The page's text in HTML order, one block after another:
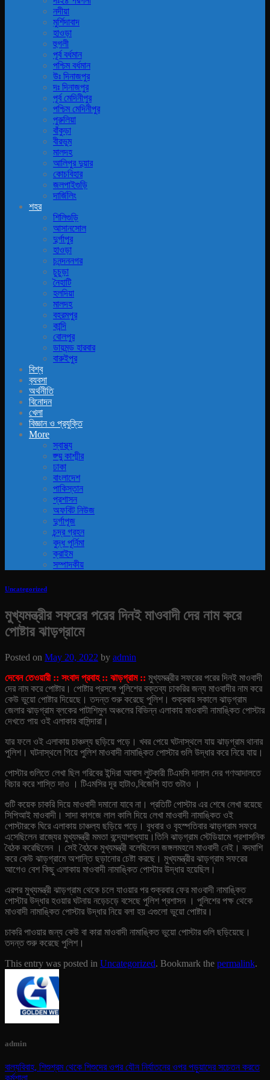
নদীয়া
মুর্শিদাবাদ
হাওড়া
হুগলী
পূর্ব বর্ধমান
পশ্চিম বর্ধমান
উঃ দিনাজপুর
দঃ দিনাজপুর
পূর্ব মেদিনীপুর
পশ্চিম মেদিনীপুর
পুরুলিয়া
বাঁকুড়া
বীরভুম
মালদহ
আলিপুর দুয়ার
কোচবিহার
জলপাইগুড়ি
দার্জিলিং
শহর
শিলিগুড়ি
আসানসোল
দুর্গাপুর
হাওড়া
চনন্দননগর
চুচুড়া
নৈহাটি
হলদিয়া
মালদহ
বহরমপুর
কান্দি
বোলপুর
ডায়মন্ড হারবার
বারুইপুর
বিশ্ব
ব‍্যবসা
অর্থনীতি
বিনোদন
খেলা
বিজ্ঞান ও প্রযুক্তি
More
স্বাস্থ্য
জ্ম্মু কাশ্মীর
ঢাকা
বাংলাদেশ
পাকিস্তান
প্রশাসন
অফবিট নিউজ
দুর্গাপূজ
চন্দ্র গ্রহন
বুদ্ধ পূর্নিমা
ক্রাইম
সম্পাদকীয়
Uncategorized
মুখ্যমন্ত্রীর সফরের পরের দিনই মাওবাদী দের নাম করে
পোষ্টার ঝাড়গ্রামে
Posted on May 20, 2022 by admin
দেবেন তেওয়ারী :: সংবাদ প্রবাহ :: ঝাড়গ্রাম :: মুখ্যমন্ত্রীর সফরের পরের দিনই মাওবাদী
দের নাম করে পোষ্টার। পোষ্টার প্রসঙ্গে পুলিশের বক্তব্য চাকরির জন্য মাওবাদীর নাম করে
কেউ ভুয়ো পোষ্টার দিয়েছে। তদন্ত শুরু করেছে পুলিশ। শুক্রবার সকালে ঝাড়গ্রাম
জেলার ঝাড়গ্রাম ব্লকের পাটাশিমুল অঞ্চলের বিভিন্ন এলাকায় মাওবাদী নামাঙ্কিত পোস্টার
দেখতে পায় ওই এলাকার বাসিন্দারা।
যার ফলে ওই এলাকায় চাঞ্চল্য ছড়িয়ে পড়ে। খবর পেয়ে ঘটনাস্থলে যায় ঝাড়গ্রাম থানার
পুলিশ। ঘটনাস্থলে গিয়ে পুলিশ মাওবাদী নামাঙ্কিত পোস্টার গুলি উদ্ধার করে নিয়ে যায়।
পোস্টার গুলিতে লেখা ছিল গরিবের ইন্দিরা আবাস লুটকারী টিএমসি দালাল দের গণআদালতে
বিচার করে শাস্তি দাও । টিএমসির দূর হাটাও,বিজেপি হাত গুটাও ।
গুটি কয়েক চাকরি দিয়ে মাওবাদী দমানো যাবে না। প্রতিটি পোস্টার এর শেষে লেখা রয়েছে
সিপিআই মাওবাদী। সাদা কাগজে লাল কালি দিয়ে লেখা মাওবাদী নামাঙ্কিত ওই
পোস্টারকে ঘিরে এলাকায় চাঞ্চল্য ছড়িয়ে পড়ে। বুধবার ও বৃহস্পতিবার ঝাড়গ্রাম সফরে
এসেছিলেন রাজ্যের মুখ্যমন্ত্রী মমতা বন্দ্যোপাধ্যায়। তিনি ঝাড়গ্রাম স্টেডিয়ামে প্রশাসনিক
বৈঠক করেছিলেন । সেই বৈঠকে মুখ্যমন্ত্রী বলেছিলেন জঙ্গলমহলে মাওবাদী নেই। বদমাশি
করে কেউ ঝাড়গ্রামে অশান্তি ছড়ানোর চেষ্টা করছে। মুখ্যমন্ত্রীর ঝাড়গ্রাম সফরের
আগেও বেশ কিছু এলাকায় মাওবাদী নামাঙ্কিত পোস্টার উদ্ধার হয়েছিল।
এরপর মুখ্যমন্ত্রী ঝাড়গ্রাম থেকে চলে যাওয়ার পর শুক্রবার ফের মাওবাদী নামাঙ্কিত
পোস্টার উদ্ধার হওয়ার ঘটনায় নড়েচড়ে বসেছে পুলিশ প্রশাসন । পুলিশের পক্ষ থেকে
মাওবাদী নামাঙ্কিত পোস্টার উদ্ধার নিয়ে বলা হয় এগুলো ভুয়ো পোষ্টার।
চাকরি পাওয়ার জন্য কেউ বা কারা মাওবাদী নামাঙ্কিত ভুয়ো পোস্টার গুলি ছড়িয়েছে।
তদন্ত শুরু করেছে পুলিশ।
This entry was posted in Uncategorized. Bookmark the permalink.
admin
বাল্যবিবাহ, শিশুশ্রম থেকে শিশুদের ওপর যৌন নির্যাতনের ওপর পড়ুয়াদের সচেতন করতে